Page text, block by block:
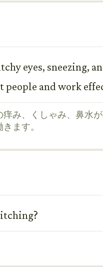
eyes, sneezing,
people and work
み、くしゃみ、鼻
ます。